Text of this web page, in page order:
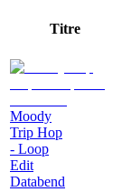
Titre
Moody
Trip Hop
- Loop
Edit
Databend